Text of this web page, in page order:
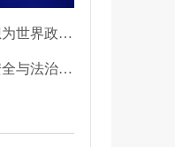
多国专家盛赞习近平党建思想为世界政党建设提供重要启迪
中加举行第三次高级别国家安全与法治对话